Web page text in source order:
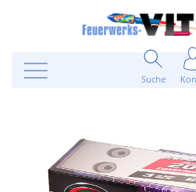
Suche